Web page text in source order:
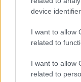
device
I want to allow
related to
I want to allow
related to